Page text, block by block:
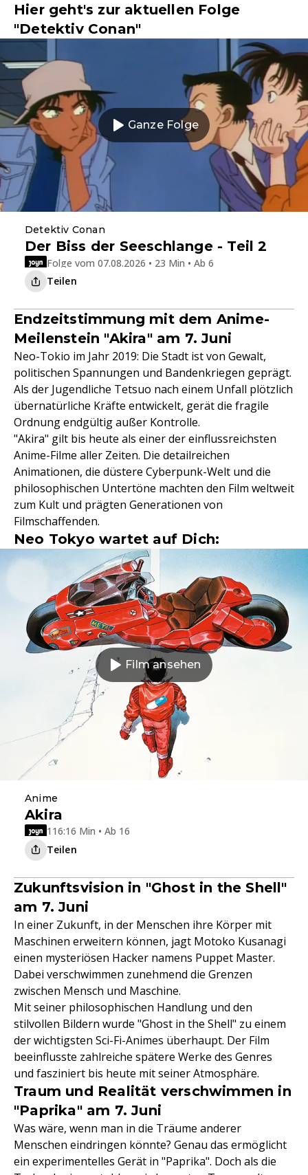
Hier geht's zur aktuellen Folge
"Detektiv Conan"
Ganze Folge
Detektiv Conan
Der Biss der Seeschlange - Teil 2
Folge vom 07.08.2026 • 23 Min • Ab 6
Teilen
Endzeitstimmung mit dem Anime-
Meilenstein "Akira" am 7. Juni
Neo-Tokio im Jahr 2019: Die Stadt ist von Gewalt,
politischen Spannungen und Bandenkriegen geprägt.
Als der Jugendliche Tetsuo nach einem Unfall plötzlich
übernatürliche Kräfte entwickelt, gerät die fragile
Ordnung endgültig außer Kontrolle.
"Akira" gilt bis heute als einer der einflussreichsten
Anime-Filme aller Zeiten. Die detailreichen
Animationen, die düstere Cyberpunk-Welt und die
philosophischen Untertöne machten den Film weltweit
zum Kult und prägten Generationen von
Filmschaffenden.
Neo Tokyo wartet auf Dich:
Film ansehen
Anime
Akira
116:16 Min • Ab 16
Teilen
Zukunftsvision in "Ghost in the Shell"
am 7. Juni
In einer Zukunft, in der Menschen ihre Körper mit
Maschinen erweitern können, jagt Motoko Kusanagi
einen mysteriösen Hacker namens Puppet Master.
Dabei verschwimmen zunehmend die Grenzen
zwischen Mensch und Maschine.
Mit seiner philosophischen Handlung und den
stilvollen Bildern wurde "Ghost in the Shell" zu einem
der wichtigsten Sci-Fi-Animes überhaupt. Der Film
beeinflusste zahlreiche spätere Werke des Genres
und fasziniert bis heute mit seiner Atmosphäre.
Traum und Realität verschwimmen in
"Paprika" am 7. Juni
Was wäre, wenn man in die Träume anderer
Menschen eindringen könnte? Genau das ermöglicht
ein experimentelles Gerät in "Paprika". Doch als die